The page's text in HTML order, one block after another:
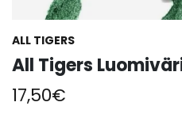
ALL TIGERS
All Tigers
17,50€